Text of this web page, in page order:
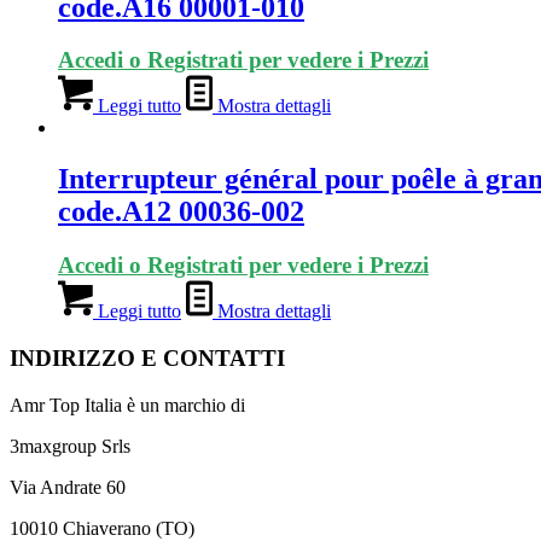
code.A16 00001-010
Accedi o Registrati per vedere i Prezzi
Leggi tutto Mostra dettagli
Interrupteur général pour poêle à
code.A12 00036-002
Accedi o Registrati per vedere i Prezzi
Leggi tutto Mostra dettagli
INDIRIZZO E CONTATTI
Amr Top Italia è un marchio di
3maxgroup Srls
Via Andrate 60
10010 Chiaverano (TO)